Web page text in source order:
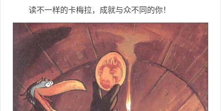
读不一样的卡梅拉，成就与众不同的你！